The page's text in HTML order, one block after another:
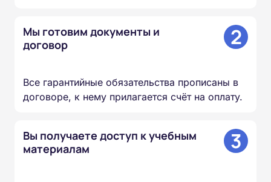
Мы готовим документы и
договор
2
Все гарантийные обязательства прописаны в
договоре, к нему прилагается счёт на оплату.
Вы получаете доступ к учебным
материалам
3